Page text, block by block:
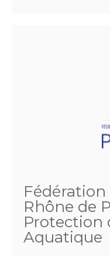
Fédération
Rhône de
Protection
Aquatique